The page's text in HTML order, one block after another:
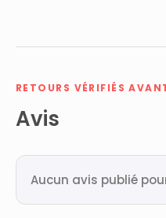
RETOURS VÉRIFIÉS
Avis
Aucun avis publié